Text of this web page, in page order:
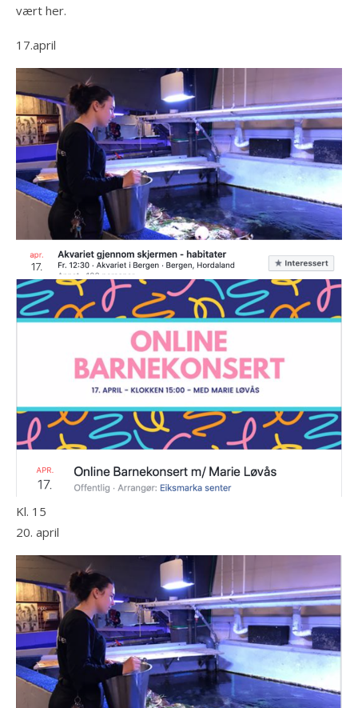
vært her.
17.april
Kl. 15
20. april